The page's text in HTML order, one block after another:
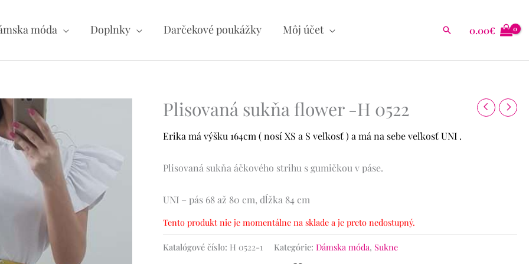
móda Doplnky Darčekové poukážky Môj účet Hľadať0.00€
Plisovaná sukňa flower -H 0522
Erika má výšku 164cm ( nosí XS a S veľkosť ) a má na sebe veľkosť UNI .
Plisovaná sukňa áčkového strihu s gumičkou v páse.
UNI – pás 68 až 80 cm, dĺžka 84 cm
Tento produkt nie je momentálne na sklade a je preto nedostupný.
Katalógové číslo: H 0522-1 Kategórie: Dámska móda, Sukne